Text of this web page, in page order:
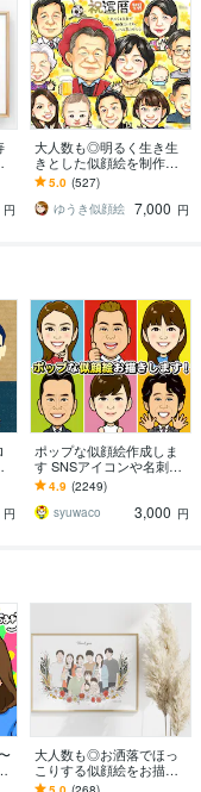
円
大人数も◎明るく生き生
きとした似顔絵を制作し
ます ✦送料込み✦長寿祝
い、記念日、プレゼン
ト、ご自宅用に♪
5.0 (527)
ゆうき似顔絵 7,000 円
円
ポップな似顔絵作成しま
す SNSアイコンや名刺、
プレゼント用にポップな
似顔絵作成します
4.9 (2249)
syuwaco
3,000 円
大人数も◎お洒落でほっ
こりする似顔絵をお描き
します 長寿祝いやウエデ